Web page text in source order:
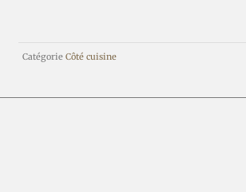
Catégorie Côté cuisine